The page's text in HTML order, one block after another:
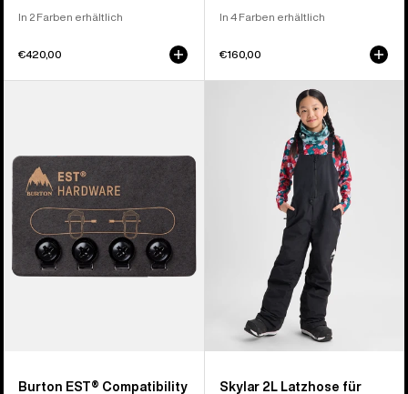
In 2 Farben erhältlich
€420,00
In 4 Farben erhältlich
€160,00
Montage-
Kit
Burton EST® Compatibility
Skylar 2L Latzhose für